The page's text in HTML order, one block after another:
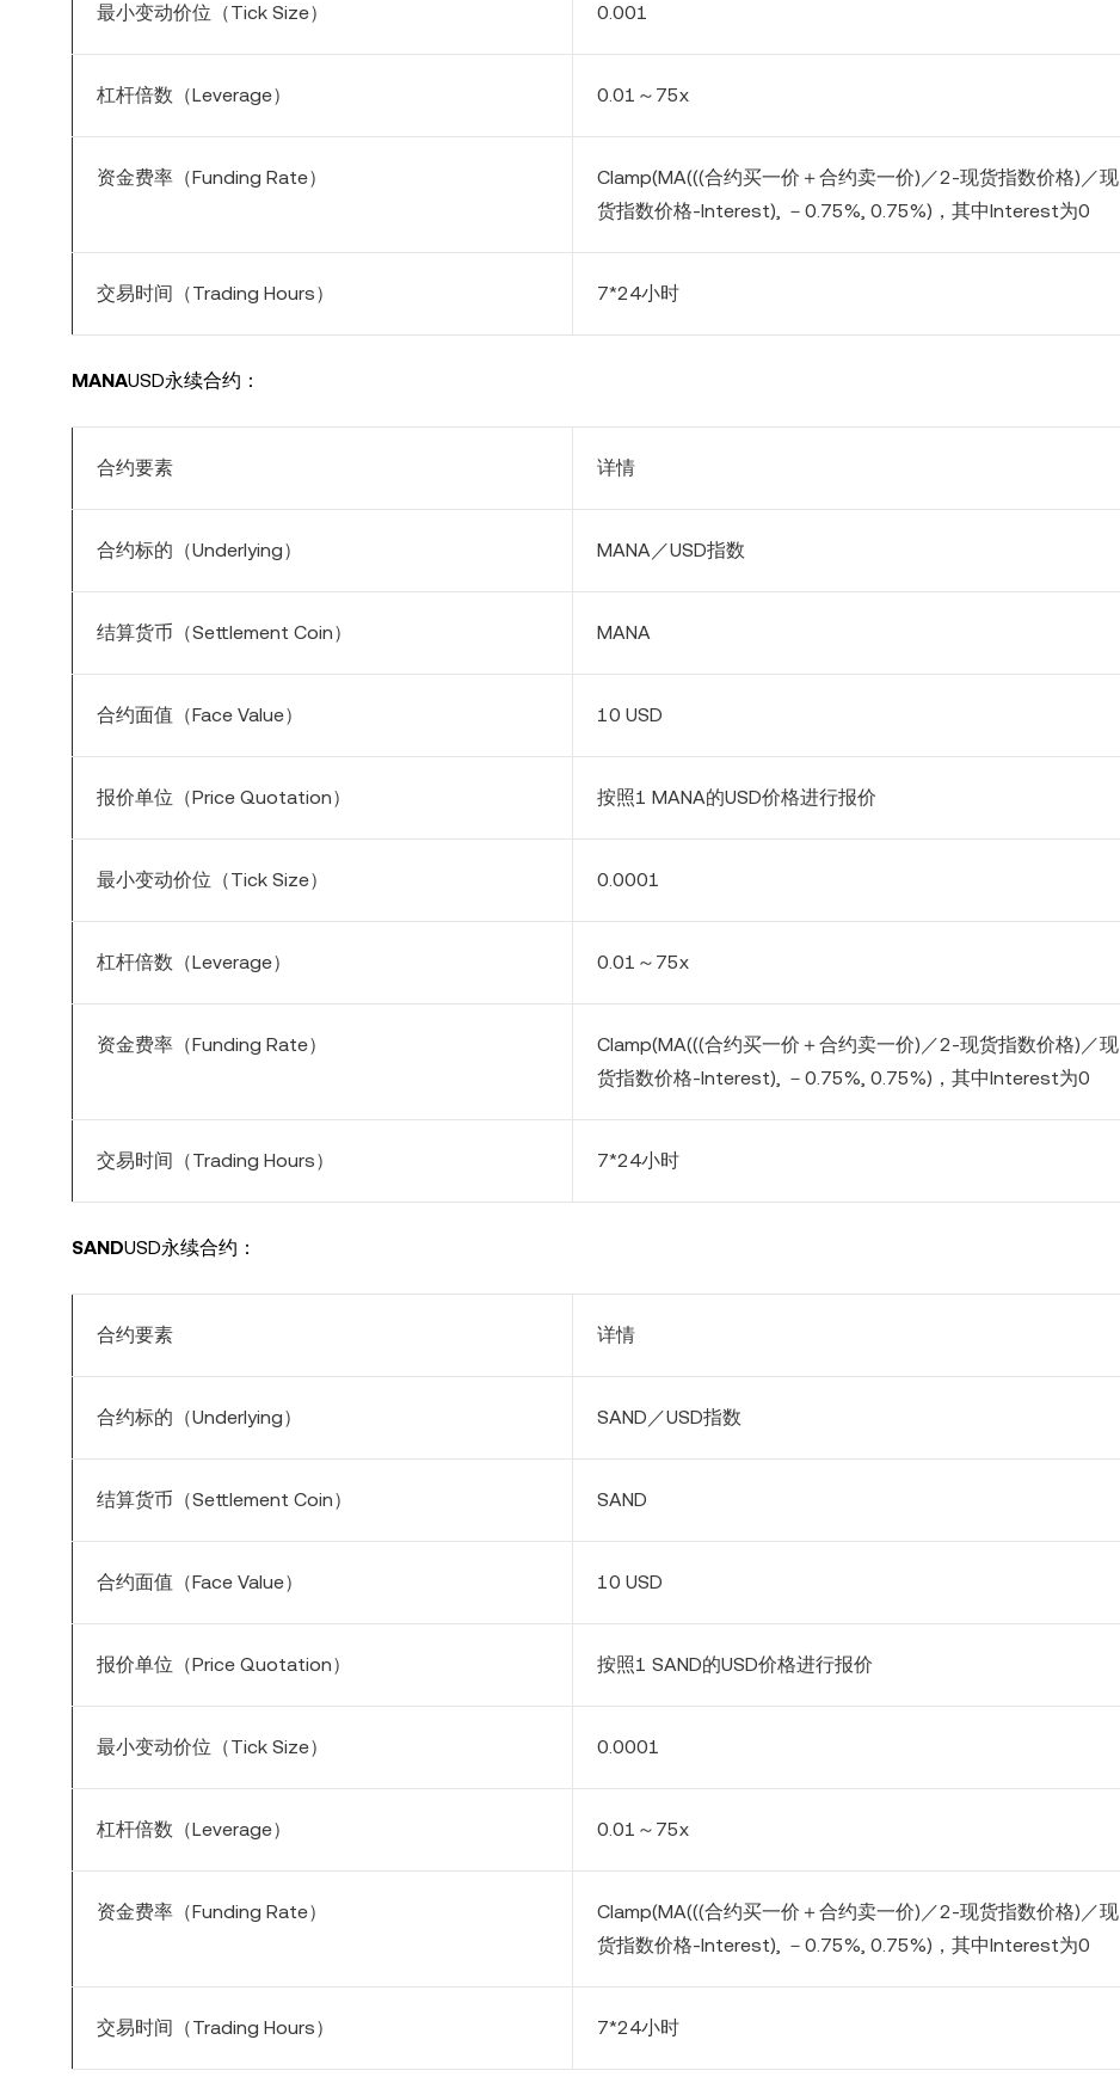
最小变动价位（Tick Size） 0.001
杠杆倍数（Leverage） 0.01～75x
资金费率（Funding Rate）
Clamp(MA(((合约买一价＋合约卖一价)／2-现货指数价格)／现
货指数价格-Interest), － 0.75%, 0.75%)，其中Interest为0
交易时间（Trading Hours） 7*24小时
MANAUSD永续合约：
合约要素 详情
合约标的（Underlying） MANA／USD指数
结算货币（Settlement Coin） MANA
合约面值（Face Value） 10 USD
报价单位（Price Quotation） 按照1 MANA的USD价格进行报价
最小变动价位（Tick Size） 0.0001
杠杆倍数（Leverage） 0.01～75x
资金费率（Funding Rate）
Clamp(MA(((合约买一价＋合约卖一价)／2-现货指数价格)／现
货指数价格-Interest), － 0.75%, 0.75%)，其中Interest为0
交易时间（Trading Hours） 7*24小时
SANDUSD永续合约：
合约要素 详情
合约标的（Underlying） SAND ／USD指数
结算货币（Settlement Coin） SAND
合约面值（Face Value） 10 USD
报价单位（Price Quotation） 按照1 SAND的USD价格进行报价
最小变动价位（Tick Size） 0.0001
杠杆倍数（Leverage） 0.01～75x
资金费率（Funding Rate）
Clamp(MA(((合约买一价＋合约卖一价)／2-现货指数价格)／现
货指数价格-Interest), － 0.75%, 0.75%)，其中Interest为0
交易时间（Trading Hours） 7*24小时